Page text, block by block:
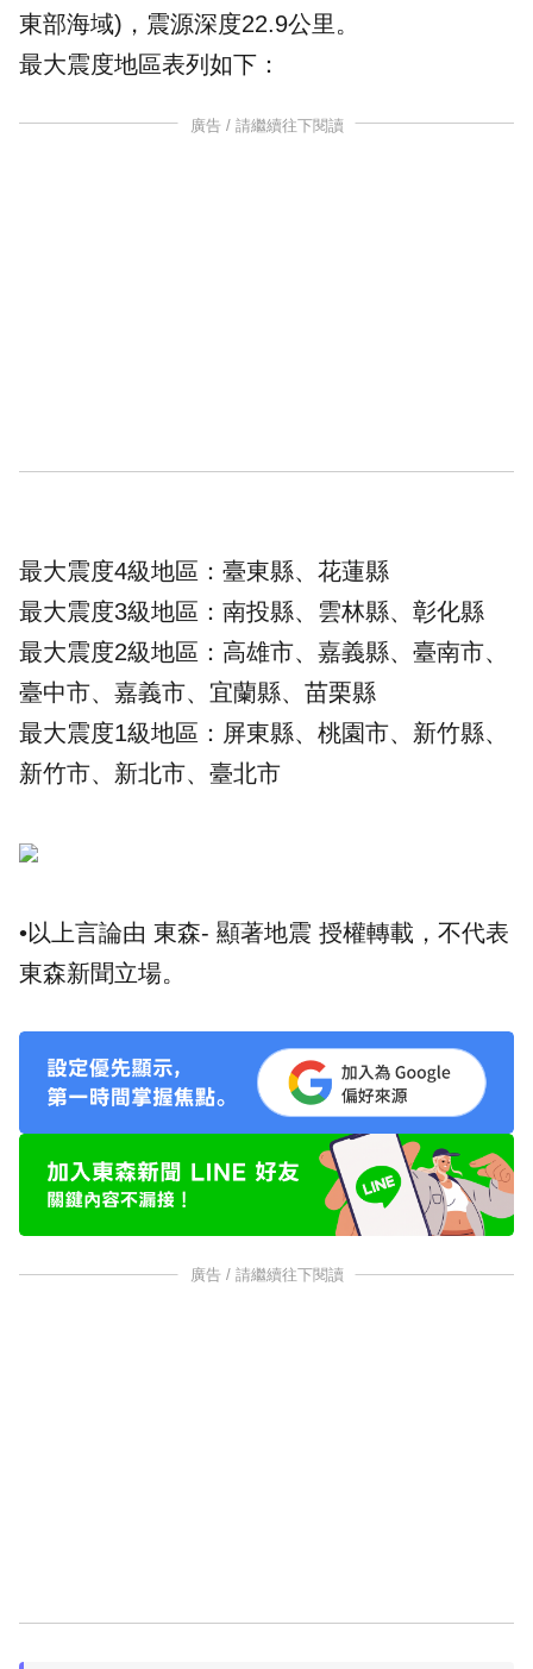
東部海域)，震源深度22.9公里。
最大震度地區表列如下：
廣告 / 請繼續往下閱讀
最大震度4級地區：臺東縣、花蓮縣
最大震度3級地區：南投縣、雲林縣、彰化縣
最大震度2級地區：高雄市、嘉義縣、臺南市、
臺中市、嘉義市、宜蘭縣、苗栗縣
最大震度1級地區：屏東縣、桃園市、新竹縣、
新竹市、新北市、臺北市
•以上言論由 東森- 顯著地震 授權轉載，不代表
東森新聞立場。
廣告 / 請繼續往下閱讀